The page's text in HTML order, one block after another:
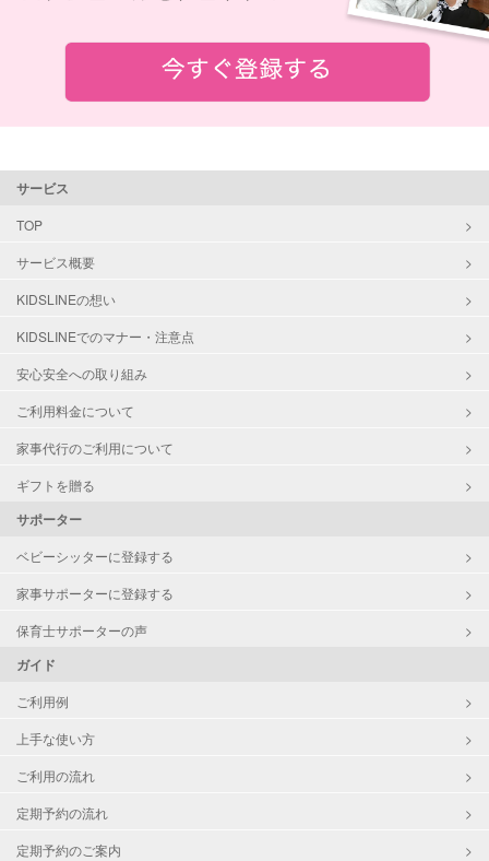
サービス
TOP
サービス概要
KIDSLINEの想い
KIDSLINEでのマナー・注意点
安心安全への取り組み
ご利用料金について
家事代行のご利用について
ギフトを贈る
サポーター
ベビーシッターに登録する
家事サポーターに登録する
保育士サポーターの声
ガイド
ご利用例
上手な使い方
ご利用の流れ
定期予約の流れ
定期予約のご案内